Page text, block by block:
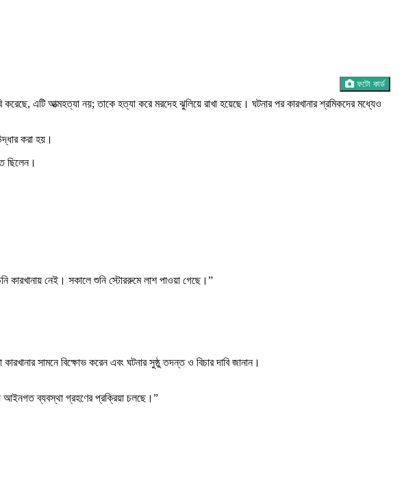
ফটো কার্ড
এটি আত্মহত্যা নয়; তাকে হত্যা করে মরদেহ ঝুলিয়ে রাখা হয়েছে। ঘটনার পর কারখানার শ্রমিকদের মধ্যেও
করা হয়।
ছিলেন।
কারখানায় নেই। সকালে শুনি স্টোররুমে লাশ পাওয়া গেছে।”
সামনে বিক্ষোভ করেন এবং ঘটনার সুষ্ঠু তদন্ত ও বিচার দাবি জানান।
আইনগত ব্যবস্থা গ্রহণের প্রক্রিয়া চলছে।”